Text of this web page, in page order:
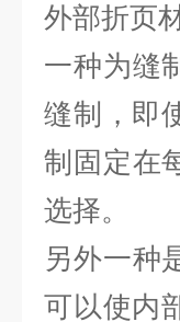
外部折页
一种为缝
缝制，即
制固定在
选择。
另外一种
可以使内